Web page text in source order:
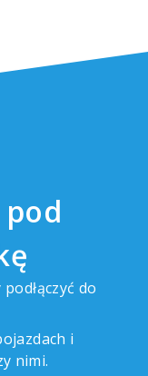
pod
do
i
nimi.